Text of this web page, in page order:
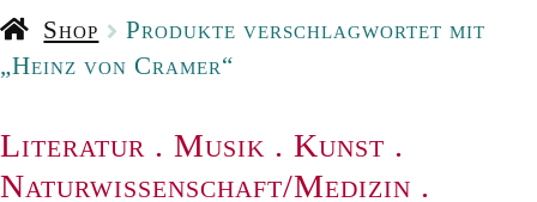
Shop
Produkte verschlagwortet mit
„Heinz von Cramer“
Literatur . Musik . Kunst .
Naturwissenschaft/Medizin .